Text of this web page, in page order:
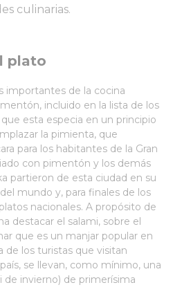
culinarias.
plato
importantes de la cocina
incluido en la lista de los
esta especia en un principio
la pimienta, que
para los habitantes de la Gran
con pimentón y los demás
partieron de esta ciudad en su
mundo y, para finales de los
nacionales. A propósito de
destacar el salami, sobre el
que es un manjar popular en
los turistas que visitan
se llevan, como mínimo, una
de invierno) de primerísima